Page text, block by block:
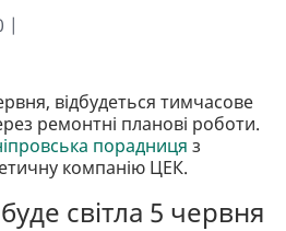
|
відбудеться тимчасове
ремонтні планові роботи.
порадниця з
компанію ЦЕК.
світла 5 червня